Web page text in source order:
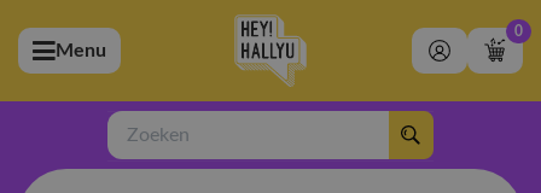
(Artiesten)
(Merchandise)
(Exclusive)
Menu
0
Zoeken